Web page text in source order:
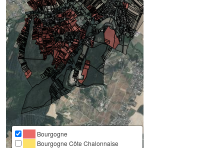
Bourgogne
Bourgogne Côte Chalonnaise